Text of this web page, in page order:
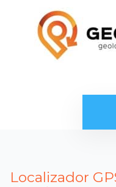
Localizador